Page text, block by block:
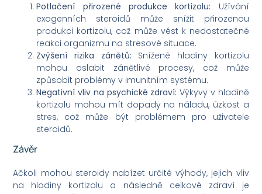
Potlačení přirozené produkce kortizolu: Užívání
exogenních steroidů může snížit přirozenou
produkci kortizolu, což může vést k nedostatečné
reakci organizmu na stresové situace.
Zvýšení rizika zánětů: Snížené hladiny kortizolu
mohou oslabit zánětlivé procesy, což může
způsobit problémy v imunitním systému.
Negativní vliv na psychické zdraví: Výkyvy v hladině
kortizolu mohou mít dopady na náladu, úzkost a
stres, což může být problémem pro uživatele
steroidů.
Závěr
Ačkoli mohou steroidy nabízet určité výhody, jejich vliv
na hladiny kortizolu a následně celkové zdraví je